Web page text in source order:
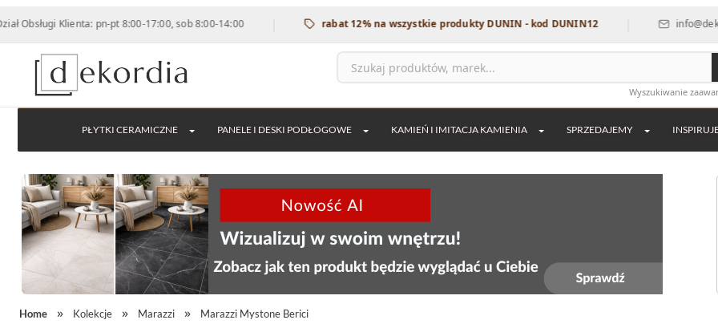
pn-pt 8:00-17:00, sob 8:00-14:00 | rabat 12% na wszystkie produkty DUNIN - kod DUNIN12 | info@dekordia.pl
Wyszukiwanie
PŁYTKI CERAMICZNE PANELE I DESKI PODŁOGOWE KAMIEŃ I IMITACJA KAMIENIA SPRZEDAJEMY
Home Kolekcje Marazzi Marazzi Mystone Berici